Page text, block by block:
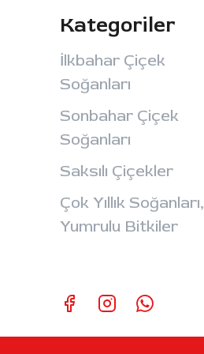
Kategoriler
İlkbahar Çiçek
Soğanları
Sonbahar Çiçek
Soğanları
Saksılı Çiçekler
Çok Yıllık Soğanları,
Yumrulu Bitkiler